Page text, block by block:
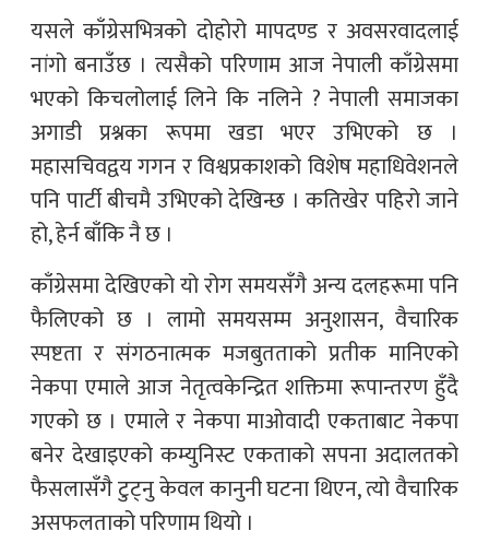
यसले काँग्रेसभित्रको दोहोरो मापदण्ड र अवसरवादलाई
नांगो बनाउँछ । त्यसैको परिणाम आज नेपाली काँग्रेसमा
भएको किचलोलाई लिने कि नलिने ? नेपाली समाजका
अगाडी प्रश्नका रूपमा खडा भएर उभिएको छ ।
महासचिवद्वय गगन र विश्वप्रकाशको विशेष महाधिवेशनले
पनि पार्टी बीचमै उभिएको देखिन्छ । कतिखेर पहिरो जाने
हो, हेर्न बाँकि नै छ ।
काँग्रेसमा देखिएको यो रोग समयसँगै अन्य दलहरूमा पनि
फैलिएको छ । लामो समयसम्म अनुशासन, वैचारिक
स्पष्टता र संगठनात्मक मजबुतताको प्रतीक मानिएको
नेकपा एमाले आज नेतृत्वकेन्द्रित शक्तिमा रूपान्तरण हुँदै
गएको छ । एमाले र नेकपा माओवादी एकताबाट नेकपा
बनेर देखाइएको कम्युनिस्ट एकताको सपना अदालतको
फैसलासँगै टुट्नु केवल कानुनी घटना थिएन, त्यो वैचारिक
असफलताको परिणाम थियो ।